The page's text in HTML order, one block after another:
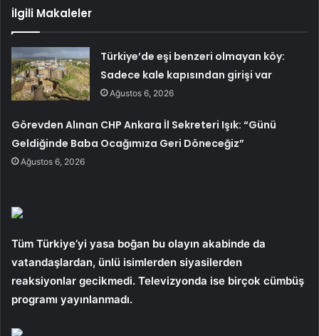
İlgili Makaleler
Türkiye’de eşi benzeri olmayan köy:
Sadece kale kapısından girişi var
Ağustos 6, 2026
Görevden Alınan CHP Ankara İl Sekreteri Işık: “Günü
Geldiğinde Baba Ocağımıza Geri Döneceğiz”
Ağustos 6, 2026
Tüm Türkiye’yi yasa boğan bu olayın akabinde da
vatandaşlardan, ünlü isimlerden siyasilerden
reaksiyonlar gecikmedi. Televizyonda ise birçok cümbüş
programı yayınlanmadı.